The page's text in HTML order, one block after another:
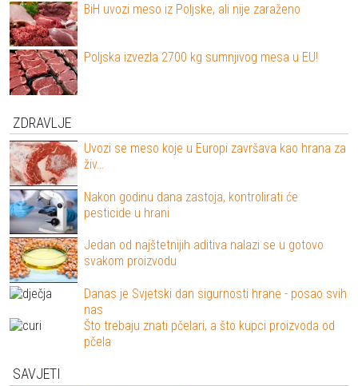
BiH uvozi meso iz Poljske, ali nije zaraženo
Poljska izvezla 2700 kg sumnjivog mesa u EU!
ZDRAVLJE
Uvozi se meso koje u Europi završava kao hrana za
živ…
Nakon godinu dana zastoja, kontrolirati će
pesticide u hrani
Jedan od najštetnijih aditiva nalazi se u gotovo
svakom proizvodu
Danas je Svjetski dan sigurnosti hrane - posao svih
nas
Što trebaju znati pčelari, a što kupci proizvoda od
pčela
SAVJETI